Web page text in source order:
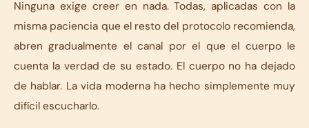
Ninguna exige creer en nada. Todas, aplicadas con la
misma paciencia que el resto del protocolo recomienda,
abren gradualmente el canal por el que el cuerpo le
cuenta la verdad de su estado. El cuerpo no ha dejado
de hablar. La vida moderna ha hecho simplemente muy
difícil escucharlo.